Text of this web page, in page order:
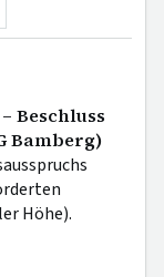
– Beschluss
Bamberg)
Höhe).